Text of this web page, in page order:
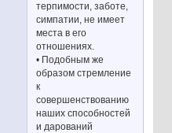
терпимости, заботе,
симпатии, не имеет
места в его
отношениях.
• Подобным же
образом стремление
к
совершенствованию
наших способностей
и дарований